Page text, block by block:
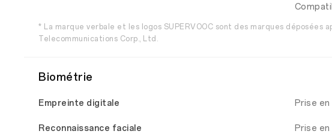
* La marque verbale et les logos SUPERVOOC sont des marques déposées
Telecommunications Corp., Ltd.
Biométrie
Empreinte digitale Prise
Reconnaissance faciale Prise